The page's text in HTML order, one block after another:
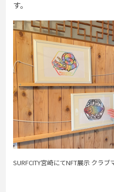
す。
SURFCITY宮崎にてNFT展示 クラ